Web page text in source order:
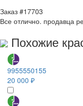
Заказ #17703
Все отлично. продавца
Похожие
9955550155
20 000 ₽